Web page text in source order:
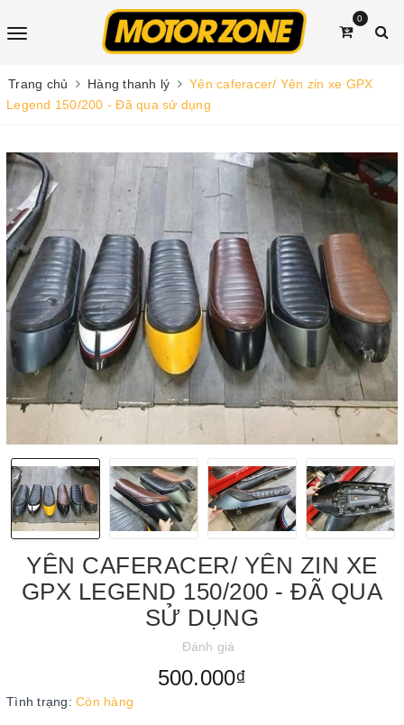
0
Trang chủ Hàng thanh lý
Yên caferacer/ Yên zin xe GPX
Legend 150/200 - Đã qua sử dụng
YÊN CAFERACER/ YÊN ZIN XE
GPX LEGEND 150/200 - ĐÃ QUA
SỬ DỤNG
Đánh giá
500.000₫
Tình trạng: Còn hàng